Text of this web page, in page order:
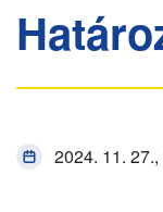
2024. 11.